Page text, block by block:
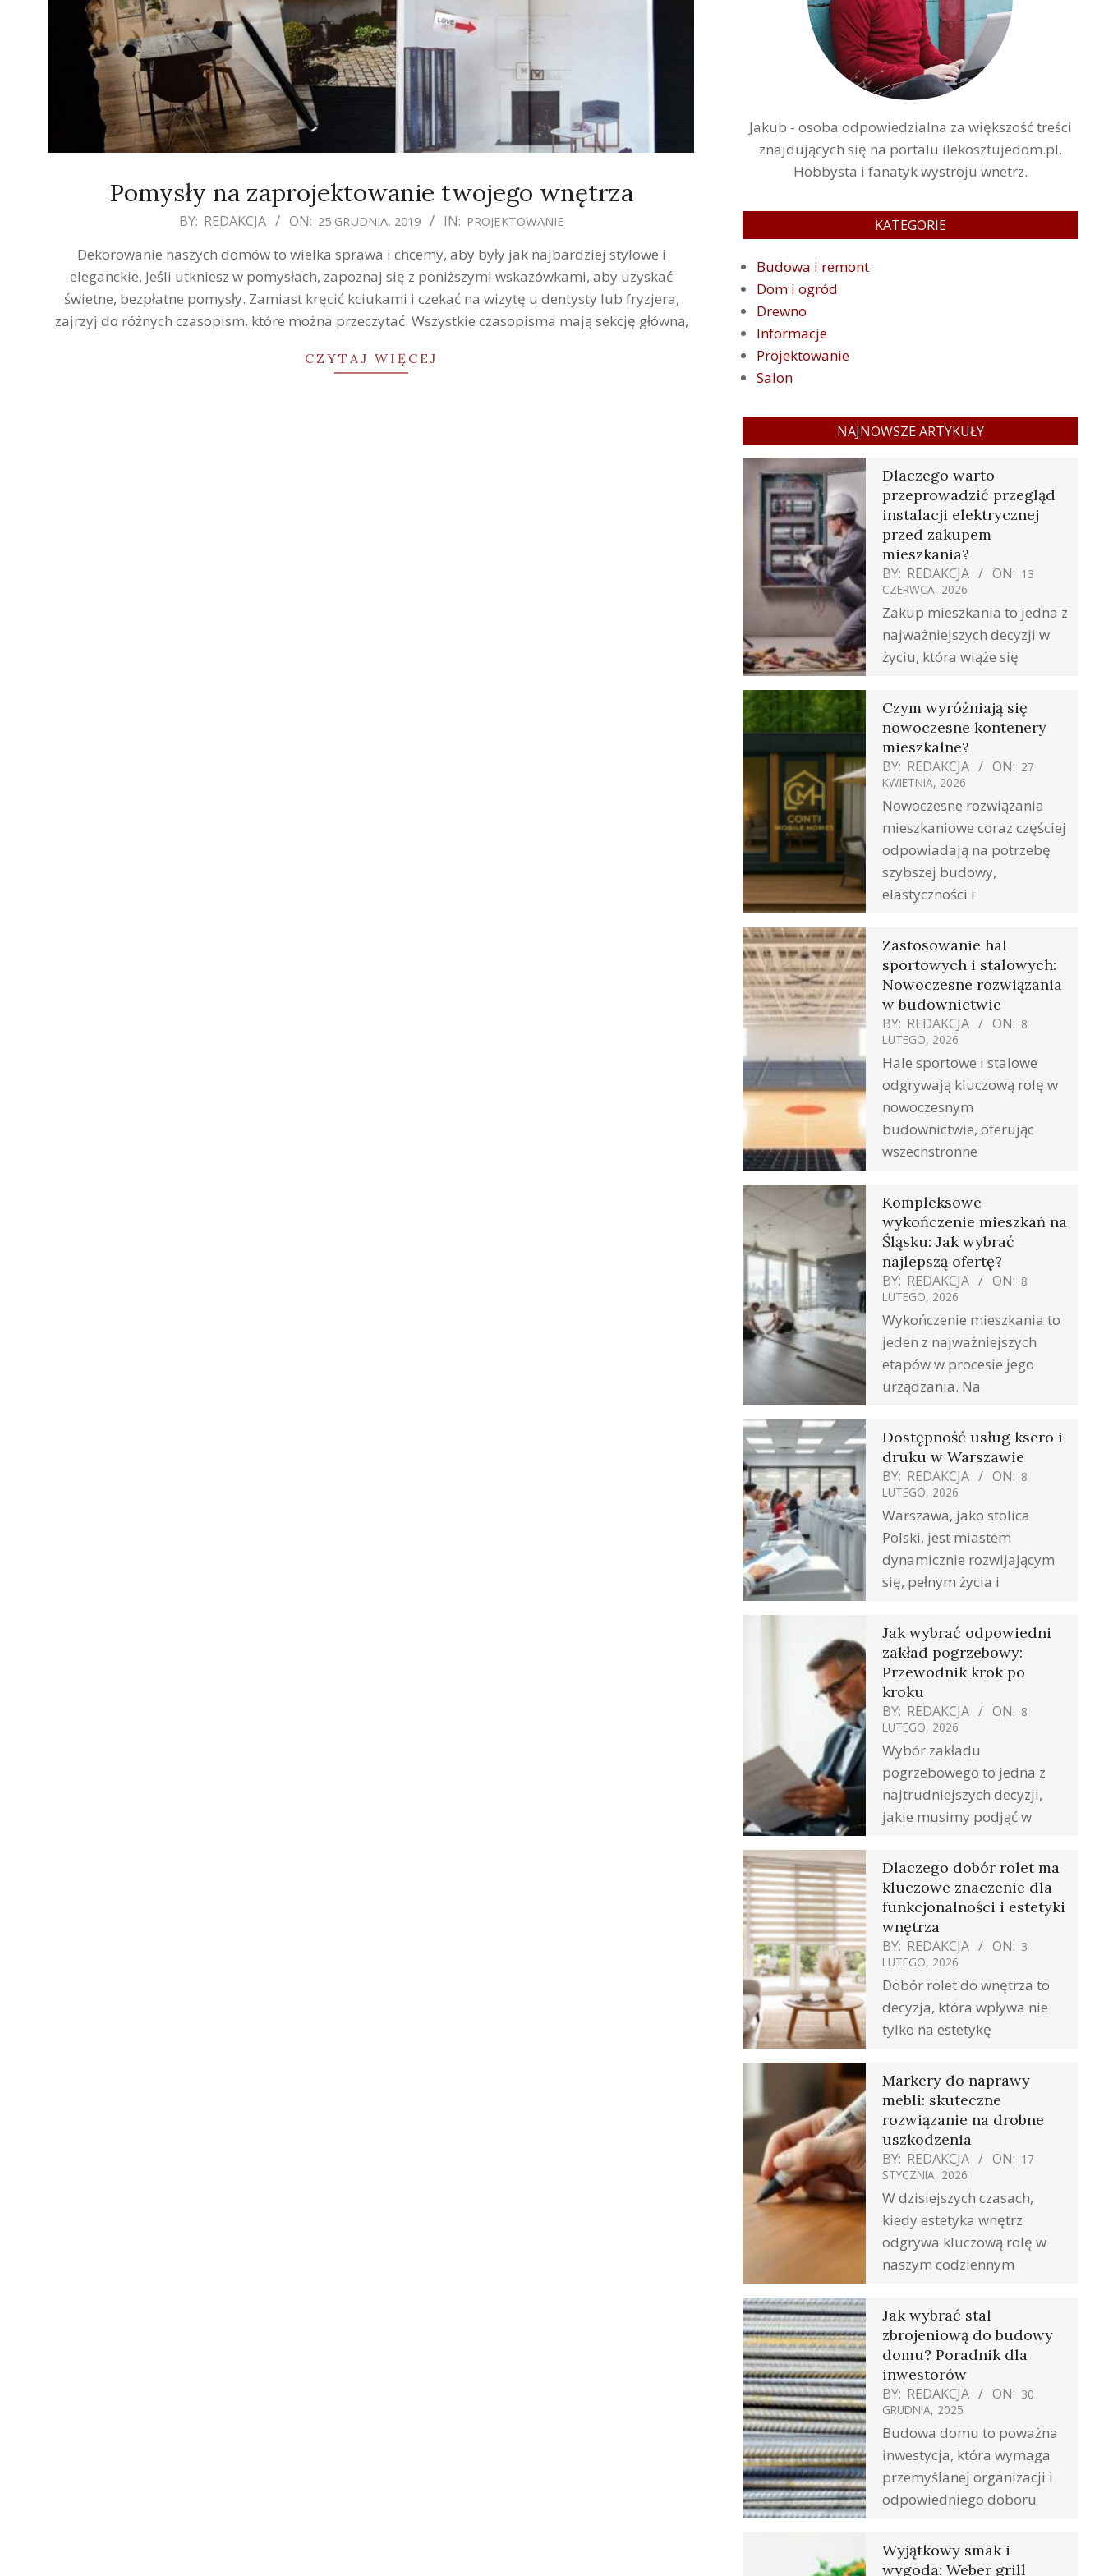
Pomysły na zaprojektowanie twojego wnętrza
BY: REDAKCJA ON: 25 GRUDNIA, 2019 IN: PROJEKTOWANIE
Dekorowanie naszych domów to wielka sprawa i chcemy, aby były jak najbardziej stylowe i
eleganckie. Jeśli utkniesz w pomysłach, zapoznaj się z poniższymi wskazówkami, aby uzyskać
świetne, bezpłatne pomysły. Zamiast kręcić kciukami i czekać na wizytę u dentysty lub fryzjera,
zajrzyj do różnych czasopism, które można przeczytać. Wszystkie czasopisma mają sekcję główną,
CZYTAJ WIĘCEJ
Jakub - osoba odpowiedzialna za większość treści
znajdujących się na portalu ilekosztujedom.pl.
Hobbysta i fanatyk wystroju wnetrz.
KATEGORIE
Budowa i remont
Dom i ogród
Drewno
Informacje
Projektowanie
Salon
NAJNOWSZE ARTYKUŁY
Dlaczego warto
przeprowadzić przegląd
instalacji elektrycznej
przed zakupem
mieszkania?
BY: REDAKCJA ON: 13
CZERWCA, 2026
Zakup mieszkania to jedna z
najważniejszych decyzji w
życiu, która wiąże się
Czym wyróżniają się
nowoczesne kontenery
mieszkalne?
BY: REDAKCJA ON: 27
KWIETNIA, 2026
Nowoczesne rozwiązania
mieszkaniowe coraz częściej
odpowiadają na potrzebę
szybszej budowy,
elastyczności i
Zastosowanie hal
sportowych i stalowych:
Nowoczesne rozwiązania
w budownictwie
BY: REDAKCJA ON: 8
LUTEGO, 2026
Hale sportowe i stalowe
odgrywają kluczową rolę w
nowoczesnym
budownictwie, oferując
wszechstronne
Kompleksowe
wykończenie mieszkań na
Śląsku: Jak wybrać
najlepszą ofertę?
BY: REDAKCJA ON: 8
LUTEGO, 2026
Wykończenie mieszkania to
jeden z najważniejszych
etapów w procesie jego
urządzania. Na
Dostępność usług ksero i
druku w Warszawie
BY: REDAKCJA ON: 8
LUTEGO, 2026
Warszawa, jako stolica
Polski, jest miastem
dynamicznie rozwijającym
się, pełnym życia i
Jak wybrać odpowiedni
zakład pogrzebowy:
Przewodnik krok po
kroku
BY: REDAKCJA ON: 8
LUTEGO, 2026
Wybór zakładu
pogrzebowego to jedna z
najtrudniejszych decyzji,
jakie musimy podjąć w
Dlaczego dobór rolet ma
kluczowe znaczenie dla
funkcjonalności i estetyki
wnętrza
BY: REDAKCJA ON: 3
LUTEGO, 2026
Dobór rolet do wnętrza to
decyzja, która wpływa nie
tylko na estetykę
Markery do naprawy
mebli: skuteczne
rozwiązanie na drobne
uszkodzenia
BY: REDAKCJA ON: 17
STYCZNIA, 2026
W dzisiejszych czasach,
kiedy estetyka wnętrz
odgrywa kluczową rolę w
naszym codziennym
Jak wybrać stal
zbrojeniową do budowy
domu? Poradnik dla
inwestorów
BY: REDAKCJA ON: 30
GRUDNIA, 2025
Budowa domu to poważna
inwestycja, która wymaga
przemyślanej organizacji i
odpowiedniego doboru
Wyjątkowy smak i
wygoda: Weber grill